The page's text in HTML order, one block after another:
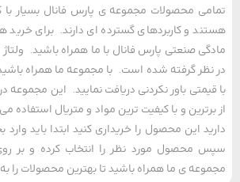
محصولات مجموعه ی پارس فانال بسیار با
و کاربردهای گسترده ای دارند. برای خرید هر یک
گرفته شده است. با مجموعه ما همراه باشید تا
باور نکردنی دریافت نمایید. این مجموعه در
و با کیفیت ترین مواد و متریال استفاده می
این محصول را خریداری کنید ابتدا باید وارد
محصول مورد نظر را انتخاب کرده و بر روی دکمه
ی ما همراه باشید تا بهترین محصولات را به شما